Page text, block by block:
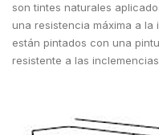
son tintes naturales
una resistencia máxima a la
están pintados con una
resistente a las